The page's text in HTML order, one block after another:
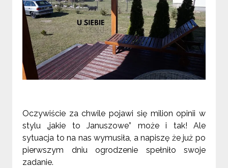
Oczywiście za chwile pojawi się milion opinii w
stylu „jakie to Januszowe” może i tak! Ale
sytuacja to na nas wymusiła, a napiszę że już po
pierwszym dniu ogrodzenie spełniło swoje
zadanie.